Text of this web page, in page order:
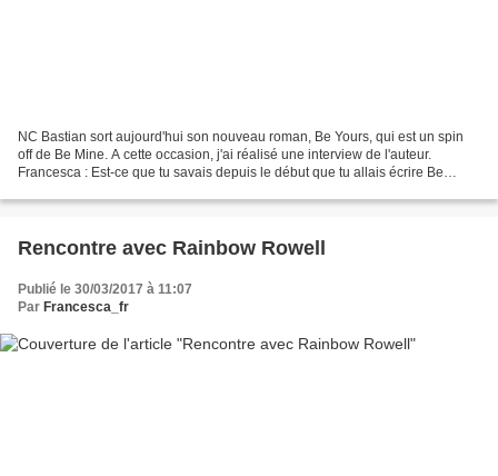
NC Bastian sort aujourd'hui son nouveau roman, Be Yours, qui est un spin
off de Be Mine. A cette occasion, j'ai réalisé une interview de l'auteur.
Francesca : Est-ce que tu savais depuis le début que tu allais écrire Be
Rencontre avec Rainbow Rowell
Publié le 30/03/2017 à 11:07
Par Francesca_fr